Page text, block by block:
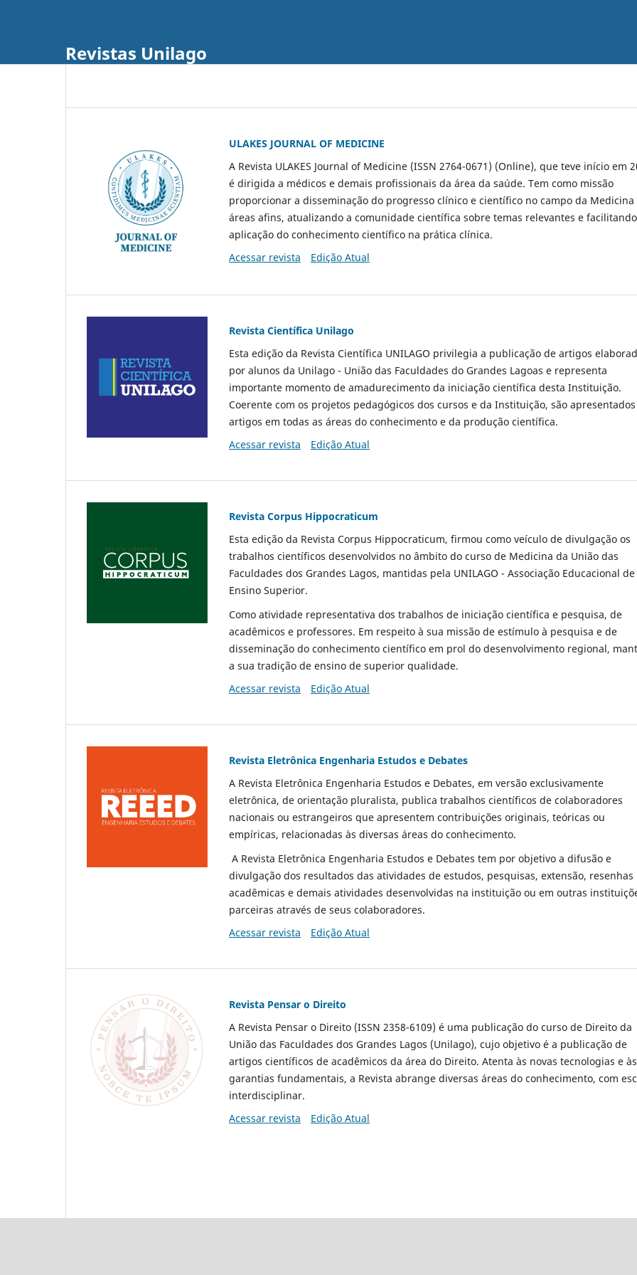
Revistas Unilago
ULAKES JOURNAL OF MEDICINE
A Revista ULAKES Journal of Medicine (ISSN 2764-0671) (Online), que teve início em
é dirigida a médicos e demais profissionais da área da saúde. Tem como missão
proporcionar a disseminação do progresso clínico e científico no campo da Medicina
áreas afins, atualizando a comunidade científica sobre temas relevantes e
aplicação do conhecimento científico na prática clínica.
Acessar revista
Edição Atual
Revista Científica Unilago
Esta edição da Revista Científica UNILAGO privilegia a publicação de artigos
por alunos da Unilago - União das Faculdades do Grandes Lagoas e representa
importante momento de amadurecimento da iniciação científica desta Instituição.
Coerente com os projetos pedagógicos dos cursos e da Instituição, são apresentados
artigos em todas as áreas do conhecimento e da produção científica.
Acessar revista
Edição Atual
Revista Corpus Hippocraticum
Esta edição da Revista Corpus Hippocraticum, firmou como veículo de divulgação os
trabalhos científicos desenvolvidos no âmbito do curso de Medicina da União das
Faculdades dos Grandes Lagos, mantidas pela UNILAGO - Associação Educacional de
Ensino Superior.
Como atividade representativa dos trabalhos de iniciação científica e pesquisa, de
acadêmicos e professores. Em respeito à sua missão de estímulo à pesquisa e de
disseminação do conhecimento científico em prol do desenvolvimento regional,
a sua tradição de ensino de superior qualidade.
Acessar revista
Edição Atual
Revista Eletrônica Engenharia Estudos e Debates
A Revista Eletrônica Engenharia Estudos e Debates, em versão exclusivamente
eletrônica, de orientação pluralista, publica trabalhos científicos de colaboradores
nacionais ou estrangeiros que apresentem contribuições originais, teóricas ou
empíricas, relacionadas às diversas áreas do conhecimento.
A Revista Eletrônica Engenharia Estudos e Debates tem por objetivo a difusão e
divulgação dos resultados das atividades de estudos, pesquisas, extensão, resenhas
acadêmicas e demais atividades desenvolvidas na instituição ou em outras
parceiras através de seus colaboradores.
Acessar revista
Edição Atual
Revista Pensar o Direito
A Revista Pensar o Direito (ISSN 2358-6109) é uma publicação do curso de Direito da
União das Faculdades dos Grandes Lagos (Unilago), cujo objetivo é a publicação de
artigos científicos de acadêmicos da área do Direito. Atenta às novas tecnologias e às
garantias fundamentais, a Revista abrange diversas áreas do conhecimento, com
interdisciplinar.
Acessar revista
Edição Atual